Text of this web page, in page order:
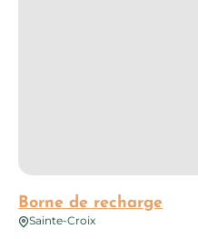
Borne de recharge
Sainte-Croix